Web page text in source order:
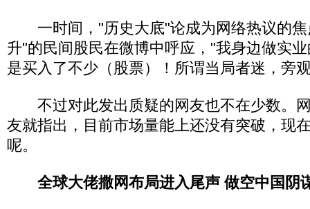
一时间，"历史大底"论成为网络热议的焦
升"的民间股民在微博中呼应，"我身边做实
是买入了不少（股票）！所谓当局者迷，旁
不过对此发出质疑的网友也不在少数。
友就指出，目前市场量能上还没有突破，现
呢。
全球大佬撒网布局进入尾声 做空中国阴